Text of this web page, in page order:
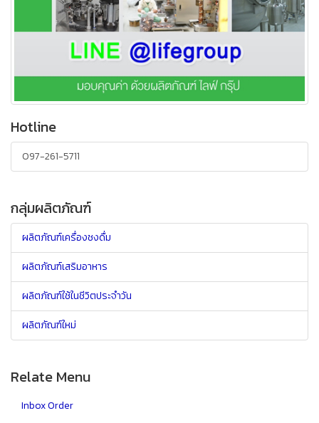
Hotline
097-261-5711
กลุ่มผลิตภัณฑ์
ผลิตภัณฑ์เครื่องชงดื่ม
ผลิตภัณฑ์เสริมอาหาร
ผลิตภัณฑ์ใช้ในชีวิตประจำวัน
ผลิตภัณฑ์ใหม่
Relate Menu
Inbox Order